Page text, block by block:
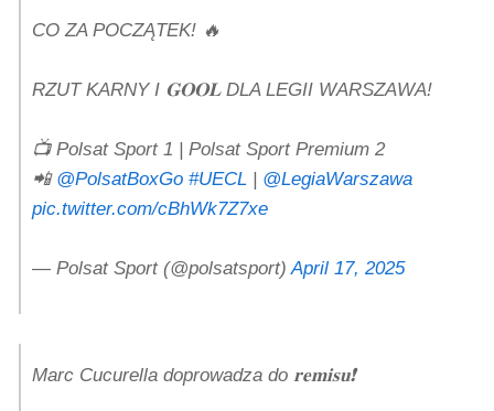
CO ZA POCZĄTEK! 🔥
RZUT KARNY I 𝐆𝐎𝐎𝐋 DLA LEGII WARSZAWA!
📺 Polsat Sport 1 | Polsat Sport Premium 2
📲 @PolsatBoxGo #UECL| @LegiaWarszawa
pic.twitter.com/cBhWk7Z7xe
— Polsat Sport (@polsatsport)April 17, 2025
Marc Cucurella doprowadza do 𝐫𝐞𝐦𝐢𝐬𝐮❗️